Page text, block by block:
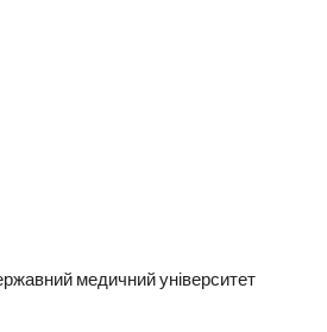
медичний університет